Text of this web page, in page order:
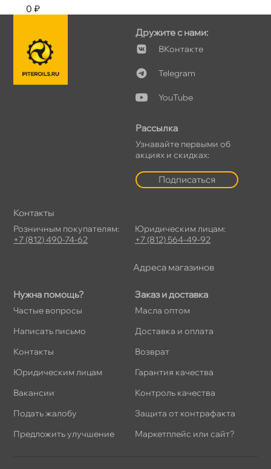
0 ₽
Нужна помощь?
Частые вопросы
Написать письмо
Контакты
Юридическим лицам
акансии
Подать жалобу
Предложить улучшение
Заказ и доставка
Масла оптом
Доставка и оплата
озврат
Гарантия качества
Контроль качества
Защита от контрафакта
Маркетплейс или сайт?
Дружите с нами:
Контакте
Telegram
YouTube
Рассылка
Узнавайте первыми о
акциях и скидках:
Подписаться
Контакты
Розничным покупателям:
+7 (812) 490-74-62
Юридическим лицам:
+7 (812) 564-49-92
Адреса магазино